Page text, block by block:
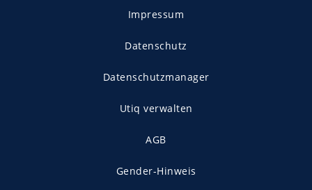
Impressum
Datenschutz
Datenschutzmanager
Utiq verwalten
AGB
Gender-Hinweis